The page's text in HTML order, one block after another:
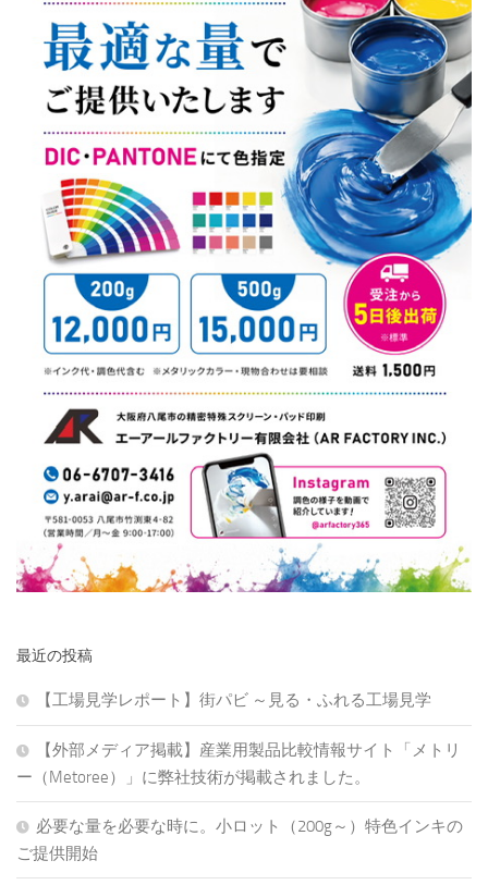
最近の投稿
【工場見学レポート】街パビ ～見る・ふれる工場見学
【外部メディア掲載】産業用製品比較情報サイト「メトリ
ー（Metoree）」に弊社技術が掲載されました。
必要な量を必要な時に。小ロット（200g～）特色インキの
ご提供開始